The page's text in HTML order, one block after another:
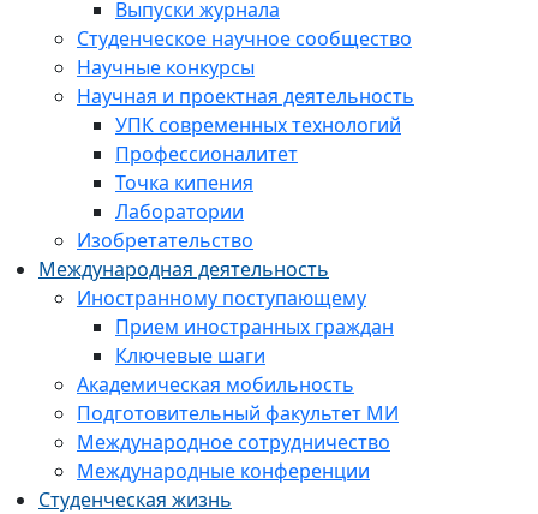
Выпуски журнала
Студенческое научное сообщество
Научные конкурсы
Научная и проектная деятельность
УПК современных технологий
Профессионалитет
Точка кипения
Лаборатории
Изобретательство
Международная деятельность
Иностранному поступающему
Прием иностранных граждан
Ключевые шаги
Академическая мобильность
Подготовительный факультет МИ
Международное сотрудничество
Международные конференции
Студенческая жизнь